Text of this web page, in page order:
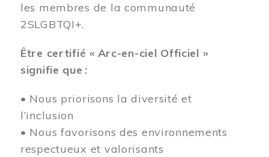
les membres de la communauté
2SLGBTQI+.
Être certifié « Arc-en-ciel Officiel »
signifie que :
• Nous priorisons la diversité et
l’inclusion
• Nous favorisons des environnements
respectueux et valorisants